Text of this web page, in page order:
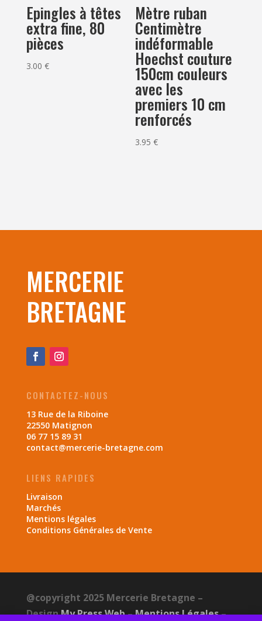
Epingles à têtes
extra fine, 80
pièces
3.00 €
Mètre ruban
Centimètre
indéformable
Hoechst couture
150cm couleurs
avec les
premiers 10 cm
renforcés
3.95€
MERCERIE
BRETAGNE
CONTACTEZ-NOUS
13 Rue de la Riboine
22550 Matignon
06 77 15 89 31
contact@mercerie-bretagne.com
LIENS RAPIDES
Livraison
Marchés
Mentions légales
Conditions Générales de Vente
@copyright 2025 Mercerie Bretagne –
DesignMy Press Web–Mentions Légales–